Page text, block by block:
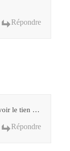
Répondre
le tien …
Répondre